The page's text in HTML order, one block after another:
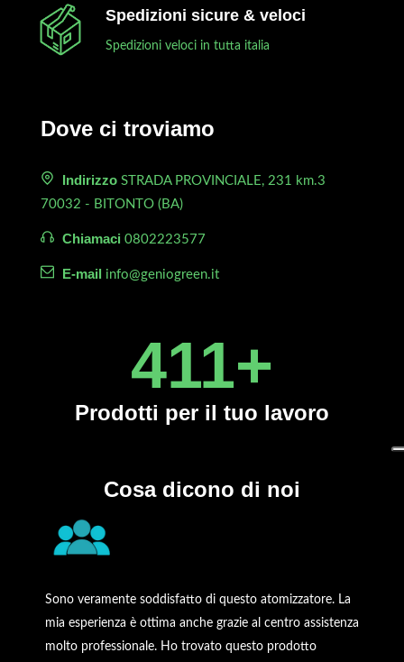
Spedizioni sicure & veloci
Spedizioni veloci in tutta italia
Dove ci troviamo
Indirizzo STRADA PROVINCIALE, 231 km.3
70032 - BITONTO (BA)
Chiamaci 0802223577
E-mail info@geniogreen.it
450+
Prodotti per il tuo lavoro
Cosa dicono di noi
Sono veramente soddisfatto di questo atomizzatore. La
mia esperienza è ottima anche grazie al centro assistenza
molto professionale. Ho trovato questo prodotto